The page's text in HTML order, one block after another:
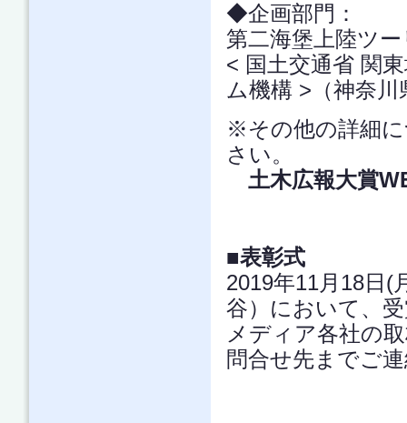
◆企画部門：
第二海堡上陸ツ
< 国土交通省 関
ム機構 >（神奈川
※その他の詳細
さい。
土木広報大賞
■表彰式
2019年11月18日(
谷）において、
メディア各社の
問合せ先までご